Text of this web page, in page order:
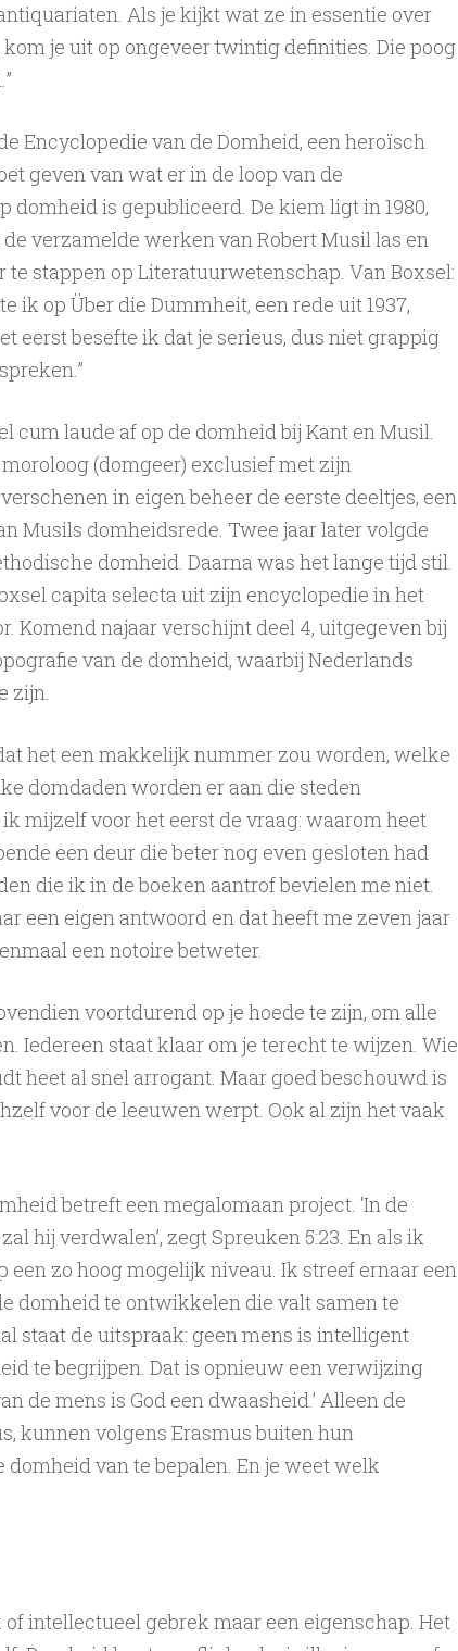
Als je kijkt wat ze in essentie over
je uit op ongeveer twintig definities. Die poog
Encyclopedie van de Domheid, een heroïsch
geven van wat er in de loop van de
domheid is gepubliceerd. De kiem ligt in 1980,
verzamelde werken van Robert Musil las en
te stappen op Literatuurwetenschap. Van Boxsel:
ik op Über die Dummheit, een rede uit 1937,
eerst besefte ik dat je serieus, dus niet grappig
cum laude af op de domheid bij Kant en Musil.
(domgeer) exclusief met zijn
in eigen beheer de eerste deeltjes, een
Musils domheidsrede. Twee jaar later volgde
domheid. Daarna was het lange tijd stil.
capita selecta uit zijn encyclopedie in het
Komend najaar verschijnt deel 4, uitgegeven bij
van de domheid, waarbij Nederlands
zijn.
het een makkelijk nummer zou worden, welke
domdaden worden er aan die steden
mijzelf voor het eerst de vraag: waarom heet
een deur die beter nog even gesloten had
die ik in de boeken aantrof bevielen me niet.
een eigen antwoord en dat heeft me zeven jaar
een notoire betweter.
voortdurend op je hoede te zijn, om alle
Iedereen staat klaar om je terecht te wijzen. Wie
heet al snel arrogant. Maar goed beschouwd is
voor de leeuwen werpt. Ook al zijn het vaak
betreft een megalomaan project. ‘In de
hij verdwalen’, zegt Spreuken 5:23. En als ik
een zo hoog mogelijk niveau. Ik streef ernaar een
domheid te ontwikkelen die valt samen te
staat de uitspraak: geen mens is intelligent
te begrijpen. Dat is opnieuw een verwijzing
de mens is God een dwaasheid.’ Alleen de
kunnen volgens Erasmus buiten hun
van te bepalen. En je weet welk
intellectueel gebrek maar een eigenschap. Het